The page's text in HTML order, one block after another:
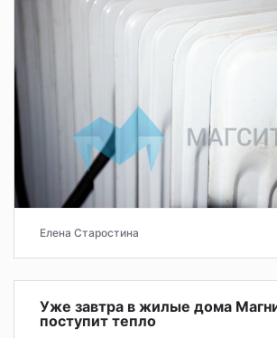
Елена Старостина
Уже завтра в жилые дома
поступит тепло